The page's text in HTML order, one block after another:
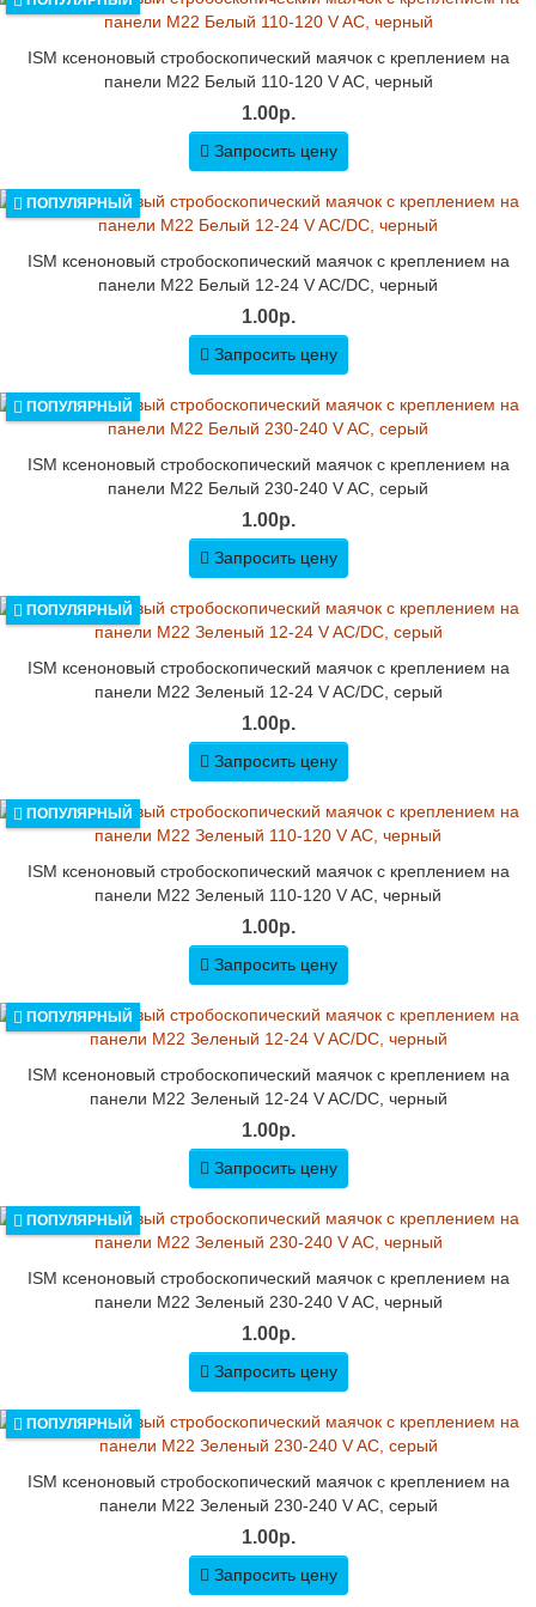
ISM ксеноновый стробоскопический маячок с креплением на
панели M22 Белый 110-120 V AC, черный
1.00р.
Запросить цену
ПОПУЛЯРНЫЙ
ISM ксеноновый стробоскопический маячок с креплением на
панели M22 Белый 12-24 V AC/DC, черный
1.00р.
Запросить цену
ПОПУЛЯРНЫЙ
ISM ксеноновый стробоскопический маячок с креплением на
панели M22 Белый 230-240 V AC, серый
1.00р.
Запросить цену
ПОПУЛЯРНЫЙ
ISM ксеноновый стробоскопический маячок с креплением на
панели M22 Зеленый 12-24 V AC/DC, серый
1.00р.
Запросить цену
ПОПУЛЯРНЫЙ
ISM ксеноновый стробоскопический маячок с креплением на
панели M22 Зеленый 110-120 V AC, черный
1.00р.
Запросить цену
ПОПУЛЯРНЫЙ
ISM ксеноновый стробоскопический маячок с креплением на
панели M22 Зеленый 12-24 V AC/DC, черный
1.00р.
Запросить цену
ПОПУЛЯРНЫЙ
ISM ксеноновый стробоскопический маячок с креплением на
панели M22 Зеленый 230-240 V AC, черный
1.00р.
Запросить цену
ПОПУЛЯРНЫЙ
ISM ксеноновый стробоскопический маячок с креплением на
панели M22 Зеленый 230-240 V AC, серый
1.00р.
Запросить цену